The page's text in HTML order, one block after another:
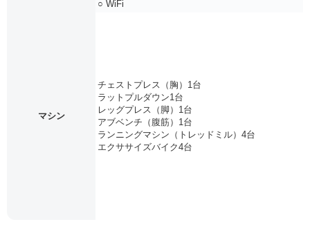
○ WiFi
マシン
チェストプレス（胸）1台
ラットプルダウン1台
レッグプレス（脚）1台
アブベンチ（腹筋）1台
ランニングマシン（トレッドミル）4台
エクササイズバイク4台